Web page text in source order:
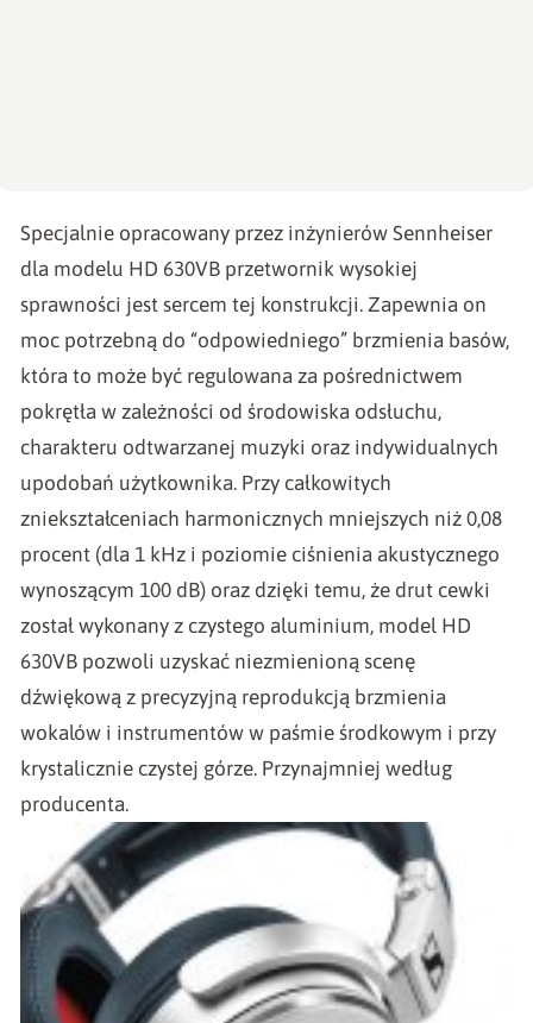
Specjalnie opracowany przez inżynierów Sennheiser
dla modelu HD 630VB przetwornik wysokiej
sprawności jest sercem tej konstrukcji. Zapewnia on
moc potrzebną do “odpowiedniego” brzmienia basów,
która to może być regulowana za pośrednictwem
pokrętła w zależności od środowiska odsłuchu,
charakteru odtwarzanej muzyki oraz indywidualnych
upodobań użytkownika. Przy całkowitych
zniekształceniach harmonicznych mniejszych niż 0,08
procent (dla 1 kHz i poziomie ciśnienia akustycznego
wynoszącym 100 dB) oraz dzięki temu, że drut cewki
został wykonany z czystego aluminium, model HD
630VB pozwoli uzyskać niezmienioną scenę
dźwiękową z precyzyjną reprodukcją brzmienia
wokalów i instrumentów w paśmie środkowym i przy
krystalicznie czystej górze. Przynajmniej według
producenta.